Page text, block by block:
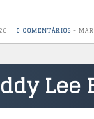
0 COMENTÁRIOS -
Lee